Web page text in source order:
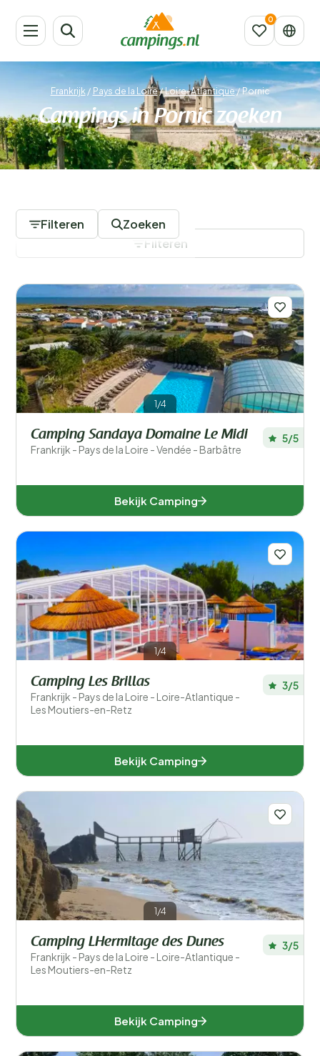
Frankrijk / Pays de la Loire/Loire-Atlantique/Pornic
Campings in Pornic zoeken
Filteren Zoeken
Populaire filters
Type accommodatie
Filters opslaan
Filteren
1/4
Camping Sandaya Domaine Le Midi
Frankrijk - Pays de la Loire - Vendée - Barbâtre
5/5
Bekijk Camping
1/4
Camping Les Brillas
Frankrijk - Pays de la Loire - Loire-Atlantique -
Les Moutiers-en-Retz
3/5
Bekijk Camping
1/4
Camping LHermitage des Dunes
Frankrijk - Pays de la Loire - Loire-Atlantique -
Les Moutiers-en-Retz
3/5
Bekijk Camping